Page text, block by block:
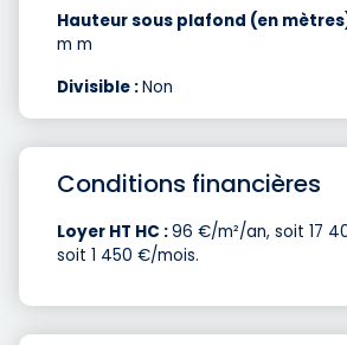
Hauteur sous plafond (en
m m
Divisible :Non
Conditions financières
Loyer HT HC :96 €/m²/an, soit 17
soit 1 450 €/mois.